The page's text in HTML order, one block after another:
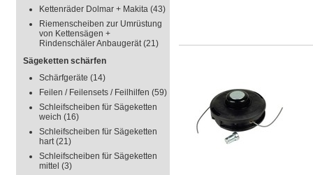
Kettenräder Dolmar + Makita (43)
Riemenscheiben zur Umrüstung
von Kettensägen +
Rindenschäler Anbaugerät(21)
Sägeketten schärfen
Schärfgeräte (14)
Feilen / Feilensets / Feilhilfen (59)
Schleifscheiben für Sägeketten
weich (16)
Schleifscheiben für Sägeketten
hart(21)
Schleifscheiben für Sägeketten
mittel (3)